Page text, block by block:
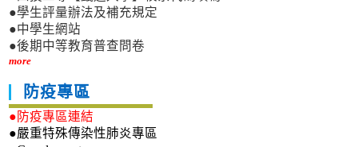
●學生評量辦法及補充規定
●中學生網站
●後期中等教育普查問卷
more
防疫專區
●防疫專區連結
●嚴重特殊傳染性肺炎專區